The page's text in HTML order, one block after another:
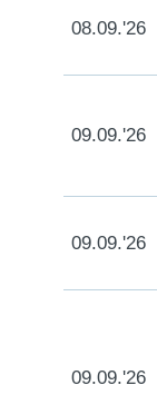
08.09.'26
09.09.'26
09.09.'26
09.09.'26